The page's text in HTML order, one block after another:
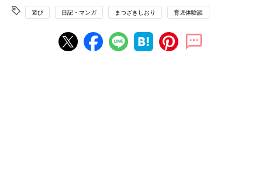
遊び 日記・マンガ まつざきしおり 育児体験談